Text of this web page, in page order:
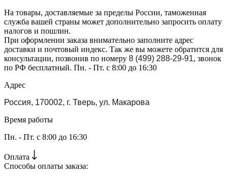
На товары, доставляемые за пределы России, таможенная
служба вашей страны может дополнительно запросить оплату
налогов и пошлин.
При оформлении заказа внимательно заполните адрес
доставки и почтовый индекс. Так же вы можете обратится для
консультации, позвонив по номеру 8 (499) 288-29-91, звонок
по РФ бесплатный. Пн. - Пт. с 8:00 до 16:30
Адрес
Россия, 170002, г. Тверь, ул. Макарова
Время работы
Пн. - Пт. с 8:00 до 16:30
Оплата
Способы оплаты заказа: